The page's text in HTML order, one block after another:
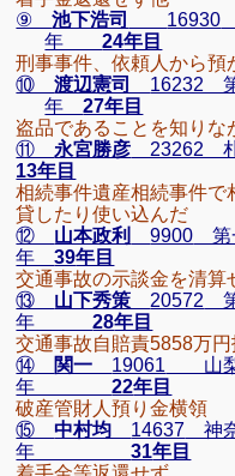
⑨池下浩司 16930
年24年目
刑事事件、依頼人から預
⑩渡辺憲司 16232
年27年目
盗品であることを知り
⑪ 永宮勝彦 23262
13年目
相続事件遺産相続事件で
貸したり使い込んだ
⑫ 山本政利 9900
年39年目
交通事故の示談金を清算
⑬ 山下秀策 20572
年28年目
交通事故自賠責5858万
⑭ 関一 19061 山
年22年目
破産管財人預り金横領
⑮中村均 14637 神
年31年目